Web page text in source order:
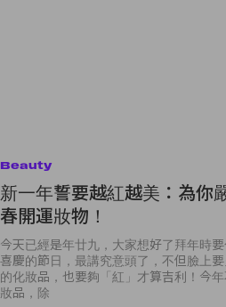
Beauty
新一年誓要越紅越美：為你
春開運妝物！
今天已經是年廿九，大家想好了拜年時
喜慶的節日，最講究意頭了，不但臉上
的化妝品，也要夠「紅」才算吉利！今
妝品，除